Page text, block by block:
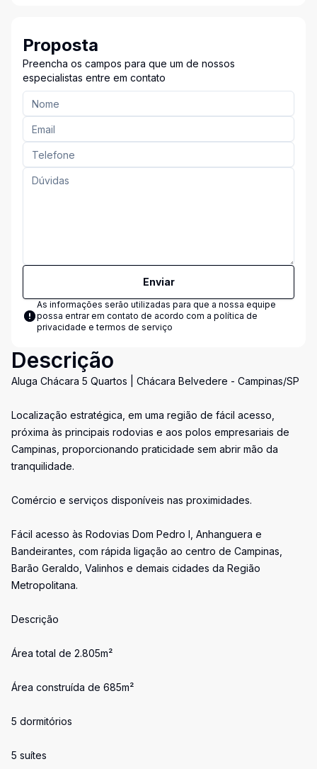
Proposta
Preencha os campos para que um de nossos
especialistas entre em contato
Enviar
As informações serão utilizadas para que a nossa equipe
possa entrar em contato de acordo com a política de
privacidade e termos de serviço
Descrição
Aluga Chácara 5 Quartos | Chácara Belvedere - Campinas/SP
Localização estratégica, em uma região de fácil acesso,
próxima às principais rodovias e aos polos empresariais de
Campinas, proporcionando praticidade sem abrir mão da
tranquilidade.
Comércio e serviços disponíveis nas proximidades.
Fácil acesso às Rodovias Dom Pedro I, Anhanguera e
Bandeirantes, com rápida ligação ao centro de Campinas,
Barão Geraldo, Valinhos e demais cidades da Região
Metropolitana.
Descrição
Área total de 2.805m²
Área construída de 685m²
5 dormitórios
5 suítes